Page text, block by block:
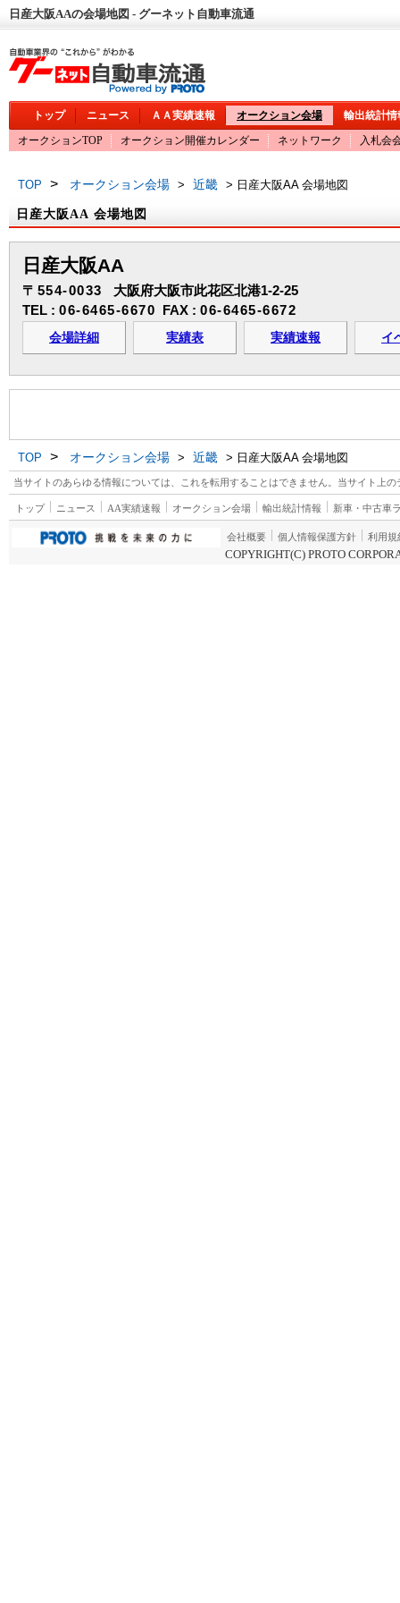
日産大阪AAの会場地図 - グーネット自動車流通
トップ ニュース ＡＡ実績速報 オークション会場
輸出統計情
オークションTOP
オークション開催カレンダー ネットワーク 入札会
TOP > オークション会場 > 近畿 > 日産大阪AA 会場地図
日産大阪AA 会場地図
日産大阪AA
〒554-0033 大阪府大阪市此花区北港1-2-25
TEL : 06-6465-6670 FAX :06-6465-6672
会場詳細 実績表 実績速報 イ
TOP > オークション会場 > 近畿 > 日産大阪AA 会場地図
当サイトのあらゆる情報については、これを転用することはできません。当サイト上
トップ ニュース AA実績速報 オークション会場 輸出統計情報 新車・中古車
会社概要 個人情報保護方針 利用規
COPYRIGHT(C) PROTO